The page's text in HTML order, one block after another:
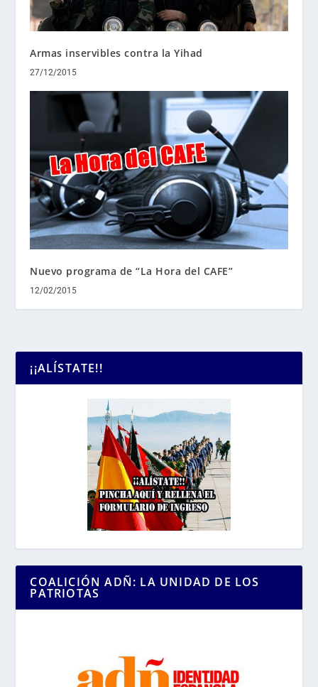
Armas inservibles contra la Yihad
27/12/2015
Nuevo programa de “La Hora del CAFE”
12/02/2015
¡¡ALÍSTATE!!
COALICIÓN ADÑ: LA UNIDAD DE LOS
PATRIOTAS